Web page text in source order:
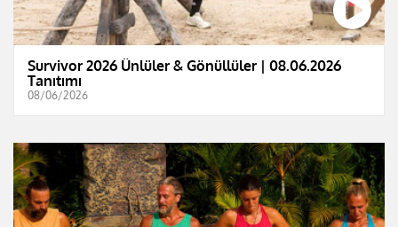
Survivor 2026 Ünlüler & Gönüllüler | 08.06.2026
Tanıtımı
08/06/2026